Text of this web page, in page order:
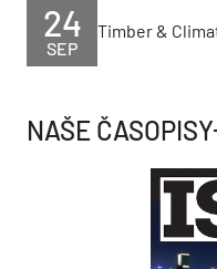
SEP
24 Timber &
NAŠE ČASOPISY